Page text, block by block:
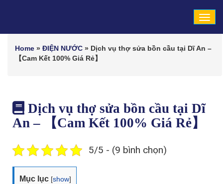
Home » ĐIỆN NƯỚC » Dịch vụ thợ sửa bồn cầu tại Dĩ An –
【Cam Kết 100% Giá Rẻ】
Dịch vụ thợ sửa bồn cầu tại Dĩ
An – 【Cam Kết 100% Giá Rẻ】
5/5 - (9 bình chọn)
Mục lục [show]